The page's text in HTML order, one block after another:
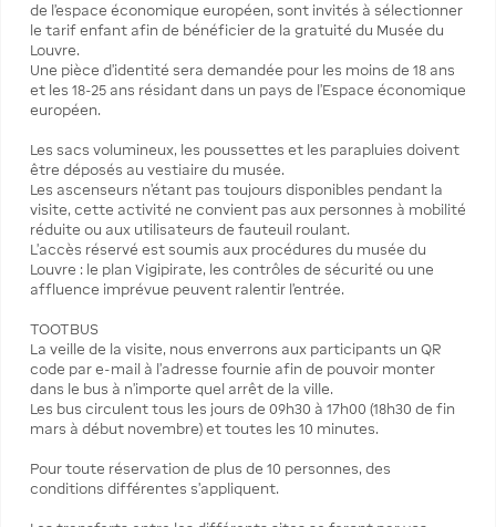
de l'espace économique européen, sont invités à sélectionner
le tarif enfant afin de bénéficier de la gratuité du Musée du
Louvre.
Une pièce d’identité sera demandée pour les moins de 18 ans
et les 18-25 ans résidant dans un pays de l’Espace économique
européen.
Les sacs volumineux, les poussettes et les parapluies doivent
être déposés au vestiaire du musée.
Les ascenseurs n’étant pas toujours disponibles pendant la
visite, cette activité ne convient pas aux personnes à mobilité
réduite ou aux utilisateurs de fauteuil roulant.
L’accès réservé est soumis aux procédures du musée du
Louvre : le plan Vigipirate, les contrôles de sécurité ou une
affluence imprévue peuvent ralentir l’entrée.
TOOTBUS
La veille de la visite, nous enverrons aux participants un QR
code par e-mail à l’adresse fournie afin de pouvoir monter
dans le bus à n’importe quel arrêt de la ville.
Les bus circulent tous les jours de 09h30 à 17h00 (18h30 de fin
mars à début novembre) et toutes les 10 minutes.
Pour toute réservation de plus de 10 personnes, des
conditions différentes s’appliquent.